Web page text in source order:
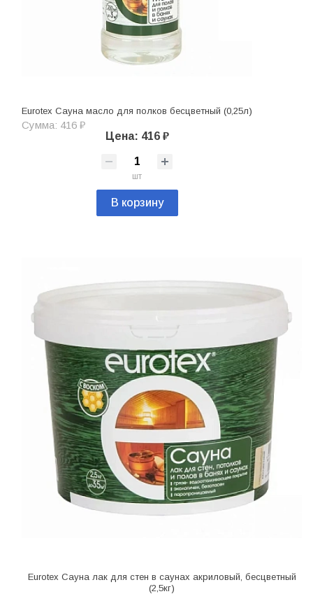
Eurotex Сауна масло для полков бесцветный (0,25л)
Сумма: 416 ₽
Цена: 416 ₽
шт
В корзину
Eurotex Сауна лак для стен в саунах акриловый, бесцветный
(2,5кг)